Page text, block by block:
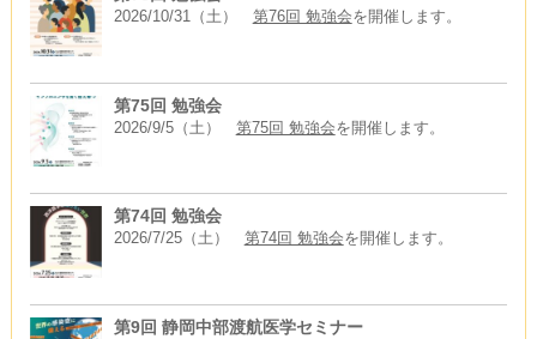
2026/10/31（土） 第76回 勉強会を開催します。
第75回 勉強会
2026/9/5（土） 第75回 勉強会を開催します。
第74回 勉強会
2026/7/25（土） 第74回 勉強会を開催します。
第9回 静岡中部渡航医学セミナー